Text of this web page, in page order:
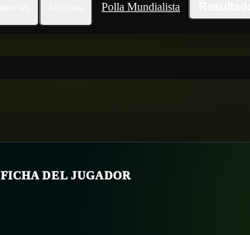
Polla Mundialista
FICHA DEL JUGADOR